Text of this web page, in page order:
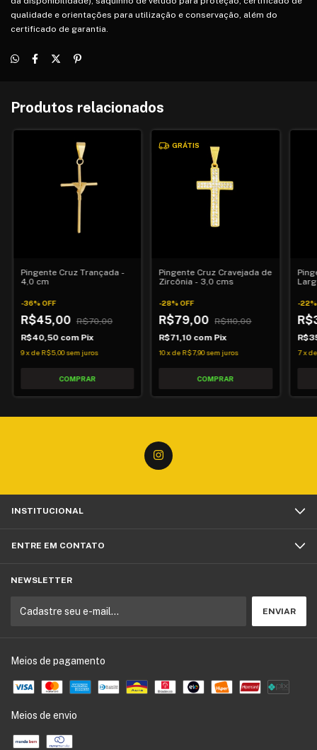
qualidade e orientações para utilização e conservação, além do
certificado de garantia.
Produtos relacionados
Pingente Cruz Trançada -
4,0 cm
-36%OFF
R$45,00 R$70,00
R$40,50 com Pix
9xdeR$5,00 sem juros
GRÁTIS
Pingente Cruz Cravejada de
Zircônia - 3,0 cms
-28%OFF
R$79,00
R$110,00
R$71,10 com Pix
10xdeR$7,90 sem juros
-22
7x
INSTITUCIONAL
ENTRE EM CONTATO
NEWSLETTER
Meios de pagamento
Meios de envio